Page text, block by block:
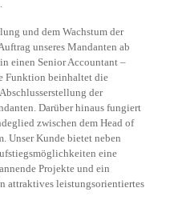
und dem Wachstum der
unseres Mandanten ab
einen Senior Accountant –
Funktion beinhaltet die
der
Darüber hinaus fungiert
zwischen dem Head of
Unser Kunde bietet neben
eine
Projekte und ein
attraktives leistungsorientiertes